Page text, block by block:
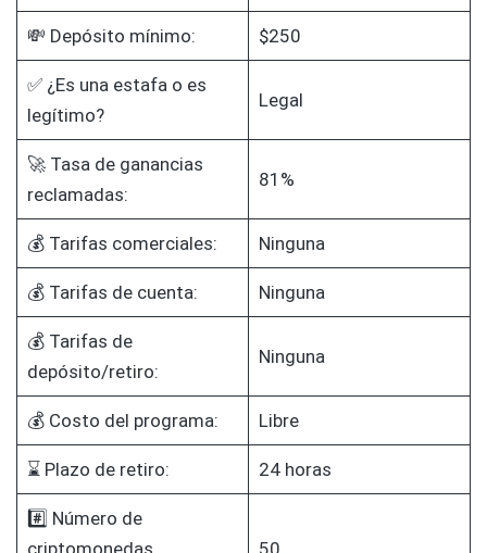
💸 Depósito mínimo: $250
✅ ¿Es una estafa o es
legítimo?
Legal
🚀 Tasa de ganancias
reclamadas:
81%
💰 Tarifas comerciales: Ninguna
💰 Tarifas de cuenta: Ninguna
💰 Tarifas de
depósito/retiro:
Ninguna
💰 Costo del programa: Libre
⌛ Plazo de retiro: 24 horas
#️⃣ Número de